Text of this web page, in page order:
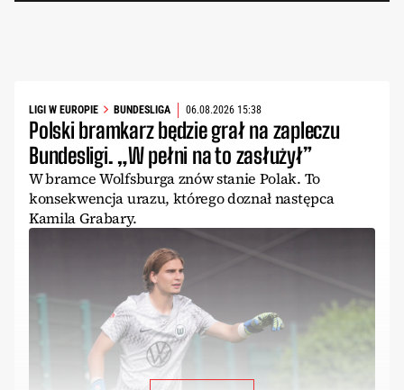
LIGI W EUROPIE BUNDESLIGA 06.08.2026 15:38
Polski bramkarz będzie grał na zapleczu
Bundesligi. „W pełni na to zasłużył”
W bramce Wolfsburga znów stanie Polak. To
konsekwencja urazu, którego doznał następca
Kamila Grabary.